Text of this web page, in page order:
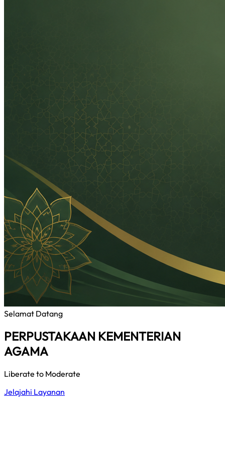
Selamat Datang
PERPUSTAKAAN KEMENTERIAN
AGAMA
Liberate to Moderate
Jelajahi Layanan